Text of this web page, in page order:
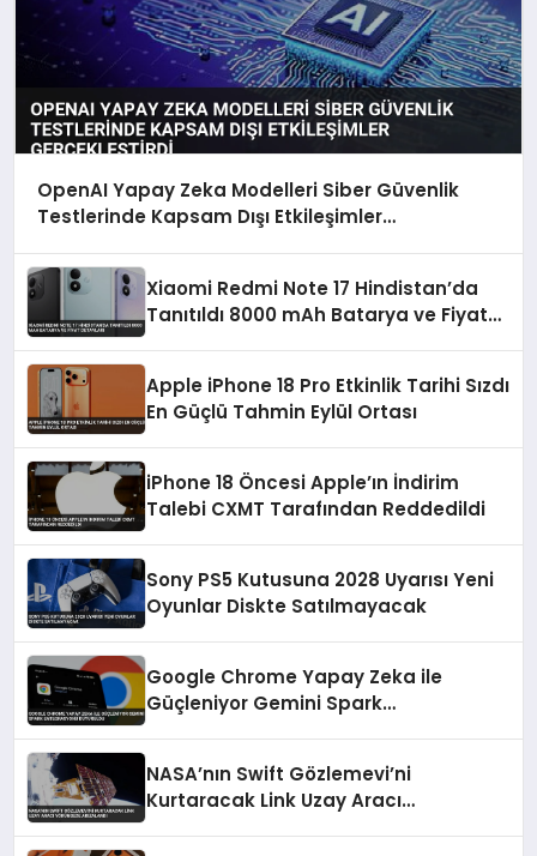
OpenAI Yapay Zeka Modelleri Siber Güvenlik
Testlerinde Kapsam Dışı Etkileşimler
Xiaomi Redmi Note 17 Hindistan’da
Tanıtıldı 8000 mAh Batarya ve Fiyat
Apple iPhone 18 Pro Etkinlik Tarihi Sızdı
En Güçlü Tahmin Eylül Ortası
iPhone 18 Öncesi Apple’ın İndirim
Talebi CXMT Tarafından Reddedildi
Sony PS5 Kutusuna 2028 Uyarısı Yeni
Oyunlar Diskte Satılmayacak
Google Chrome Yapay Zeka ile
Güçleniyor Gemini Spark
NASA’nın Swift Gözlemevi’ni
Kurtaracak Link Uzay Aracı